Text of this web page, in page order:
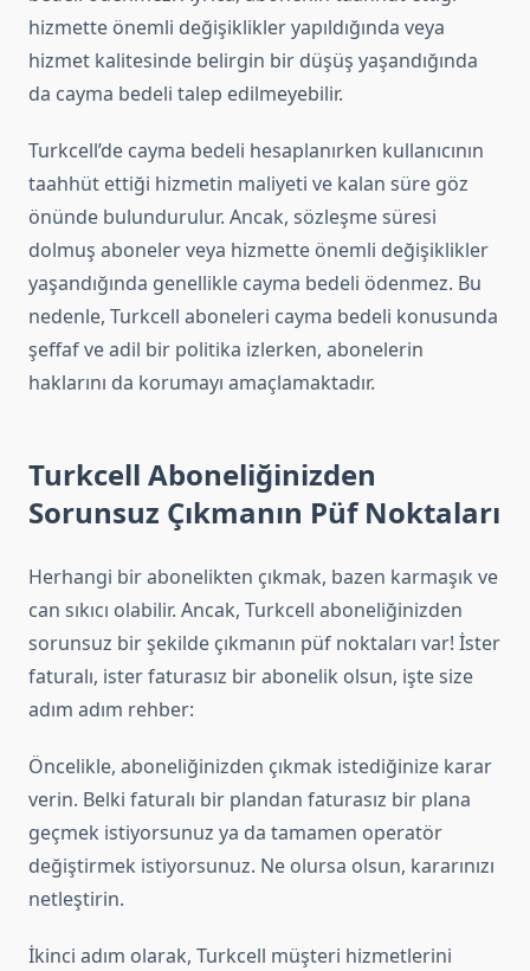
hizmette önemli değişiklikler yapıldığında veya
hizmet kalitesinde belirgin bir düşüş yaşandığında
da cayma bedeli talep edilmeyebilir.
Turkcell’de cayma bedeli hesaplanırken kullanıcının
taahhüt ettiği hizmetin maliyeti ve kalan süre göz
önünde bulundurulur. Ancak, sözleşme süresi
dolmuş aboneler veya hizmette önemli değişiklikler
yaşandığında genellikle cayma bedeli ödenmez. Bu
nedenle, Turkcell aboneleri cayma bedeli konusunda
şeffaf ve adil bir politika izlerken, abonelerin
haklarını da korumayı amaçlamaktadır.
Turkcell Aboneliğinizden
Sorunsuz Çıkmanın Püf Noktaları
Herhangi bir abonelikten çıkmak, bazen karmaşık ve
can sıkıcı olabilir. Ancak, Turkcell aboneliğinizden
sorunsuz bir şekilde çıkmanın püf noktaları var! İster
faturalı, ister faturasız bir abonelik olsun, işte size
adım adım rehber:
Öncelikle, aboneliğinizden çıkmak istediğinize karar
verin. Belki faturalı bir plandan faturasız bir plana
geçmek istiyorsunuz ya da tamamen operatör
değiştirmek istiyorsunuz. Ne olursa olsun, kararınızı
netleştirin.
İkinci adım olarak, Turkcell müşteri hizmetlerini